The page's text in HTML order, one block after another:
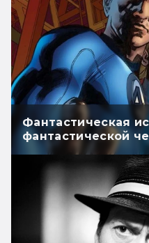
Фантастическая
фантастической